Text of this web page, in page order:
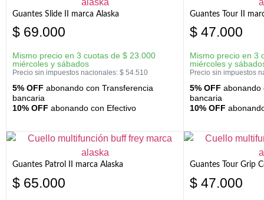
Guantes Slide II marca Alaska
$ 69.000
Mismo precio en 3 cuotas de $ 23.000
miércoles y sábados
Precio sin impuestos nacionales: $ 54.510
5% OFF abonando con Transferencia
bancaria
10% OFF abonando con Efectivo
Guantes Tour II
$ 47.000
Mismo precio en 3
miércoles y
Precio sin impuestos
5% OFF abonando
bancaria
10% OFF
Guantes Patrol II marca Alaska
$ 65.000
Guantes Tour Grip
$ 47.000